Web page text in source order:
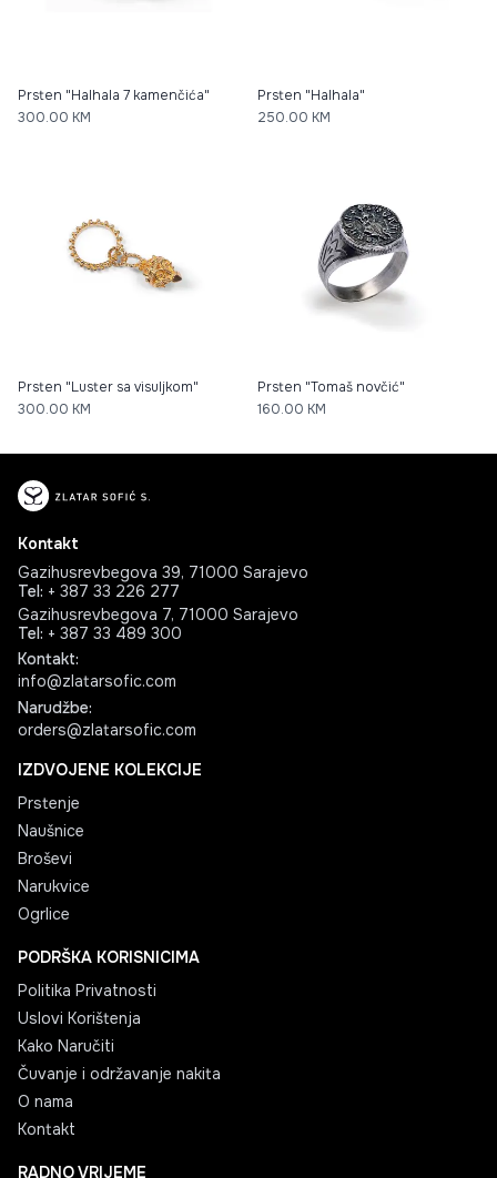
Prsten "Halhala 7 kamenčića"
300.00 KM
Prsten "Halhala"
250.00 KM
Prsten "Luster sa visuljkom"
300.00 KM
Prsten "Tomaš novčić"
160.00 KM
Kontakt
Gazihusrevbegova 39, 71000 Sarajevo
Tel: + 387 33 226 277
Gazihusrevbegova 7, 71000 Sarajevo
Tel: + 387 33 489 300
Kontakt:
info@zlatarsofic.com
Narudžbe:
orders@zlatarsofic.com
IZDVOJENE KOLEKCIJE
Prstenje
Naušnice
Broševi
Narukvice
Ogrlice
PODRŠKA KORISNICIMA
Politika Privatnosti
Uslovi Korištenja
Kako Naručiti
Čuvanje i održavanje nakita
O nama
Kontakt
RADNO VRIJEME